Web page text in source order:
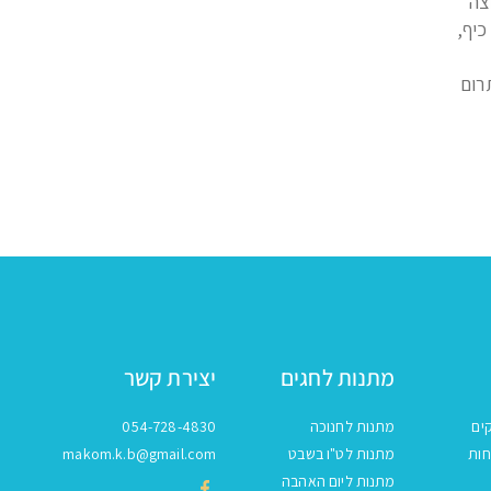
מתנות לחגים
מתנות לחנוכה
מתנות לט"ו בשבט
מתנות ליום האהבה
יצירת קשר
054-728-4830
makom.k.b@gmail.com